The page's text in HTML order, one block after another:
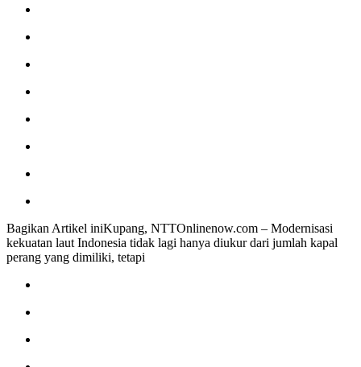
Bagikan Artikel iniKupang, NTTOnlinenow.com – Modernisasi
kekuatan laut Indonesia tidak lagi hanya diukur dari jumlah kapal
perang yang dimiliki, tetapi